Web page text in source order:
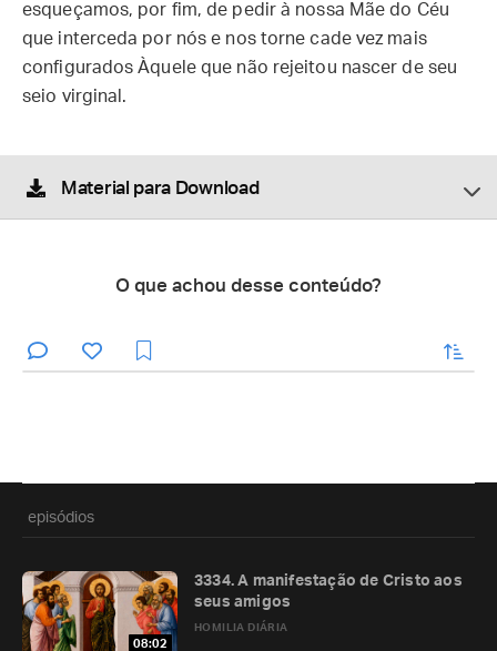
esqueçamos, por fim, de pedir à nossa Mãe do Céu
que interceda por nós e nos torne cade vez mais
configurados Àquele que não rejeitou nascer de seu
seio virginal.
Material para Download
O que achou desse conteúdo?
enviar
episódios
08:02
HOMILIA DIÁRIA
3334. A manifestação de Cristo aos
seus amigos